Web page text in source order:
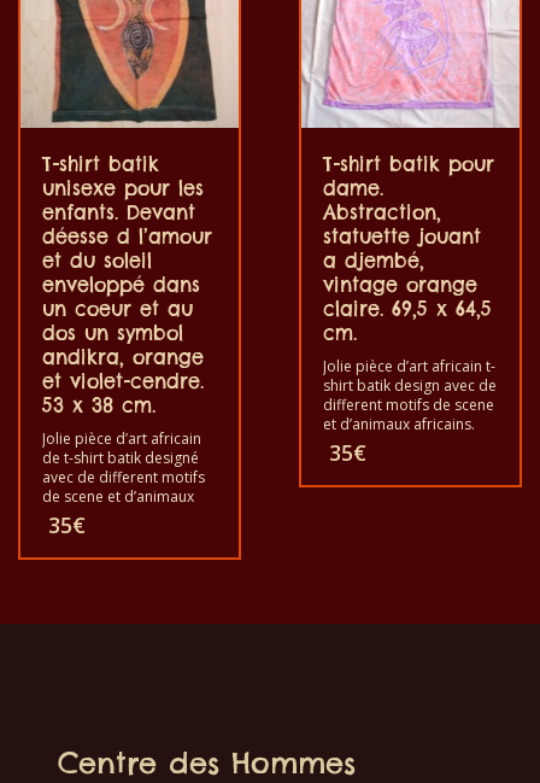
T-shirt batik
unisexe pour les
enfants. Devant
déesse d l’amour
et du soleil
enveloppé dans
un coeur et au
dos un symbol
andikra, orange
et violet-cendre.
53 x 38 cm.
Jolie pièce d’art africain
de t-shirt batik designé
avec de different motifs
de scene et d’animaux
africains. Chacun de ces
t-shirts est unique. Les t-
shirts vont pour les
35€
T-shirt batik pour
dame.
Abstraction,
statuette jouant
a djembé,
vintage orange
claire. 69,5 x 64,5
cm.
Jolie pièce d’art africain t-
shirt batik design avec de
different motifs de scene
et d’animaux africains.
Chacun de ces t-shirts est
unique. Les t-shirts vont
pour les adultes hommes
35€
Centre des Hommes